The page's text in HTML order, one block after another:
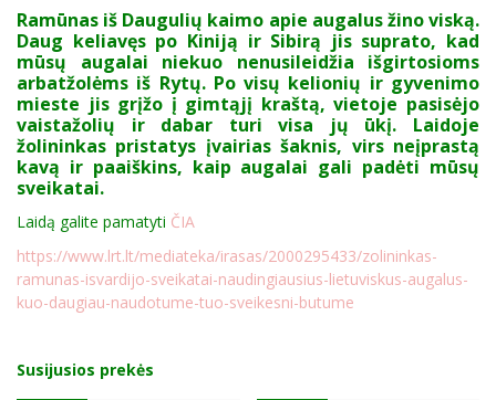
Ramūnas iš Daugulių kaimo apie augalus žino viską.
Daug keliavęs po Kiniją ir Sibirą jis suprato, kad
mūsų augalai niekuo nenusileidžia išgirtosioms
arbatžolėms iš Rytų. Po visų kelionių ir gyvenimo
mieste jis grįžo į gimtąjį kraštą, vietoje pasisėjo
vaistažolių ir dabar turi visa jų ūkį. Laidoje
žolininkas pristatys įvairias šaknis, virs neįprastą
kavą ir paaiškins, kaip augalai gali padėti mūsų
sveikatai.
Laidą galite pamatyti ČIA
https://www.lrt.lt/mediateka/irasas/2000295433/zolininkas-
ramunas-isvardijo-sveikatai-naudingiausius-lietuviskus-augalus-
kuo-daugiau-naudotume-tuo-sveikesni-butume
Susijusios prekės